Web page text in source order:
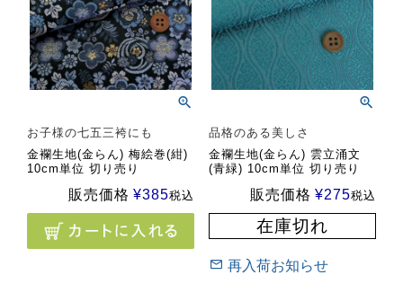
お子様の七五三袴にも
金襴生地(金らん) 梅絵巻(紺)
10cm単位 切り売り
販売価格 ¥385税込
品格のある美しさ
金襴生地(金らん) 雲立涌文
(青緑) 10cm単位 切り売り
販売価格 ¥275税込
在庫切れ
再入荷お知らせ